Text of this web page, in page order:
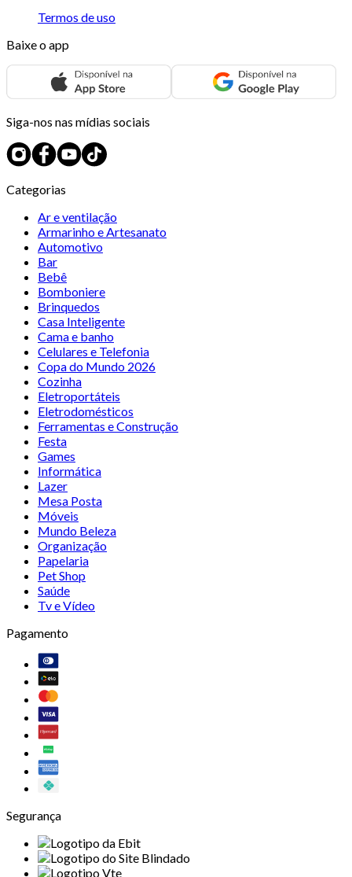
Termos de uso
Baixe o app
Siga-nos nas mídias sociais
Categorias
Ar e ventilação
Armarinho e Artesanato
Automotivo
Bar
Bebê
Bomboniere
Brinquedos
Casa Inteligente
Cama e banho
Celulares e Telefonia
Copa do Mundo 2026
Cozinha
Eletroportáteis
Eletrodomésticos
Ferramentas e Construção
Festa
Games
Informática
Lazer
Mesa Posta
Móveis
Mundo Beleza
Organização
Papelaria
Pet Shop
Saúde
Tv e Vídeo
Pagamento
Segurança